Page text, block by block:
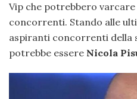
Vip che potrebbero
concorrenti. Stando alle
aspiranti concorrenti della
potrebbe essere Nicola